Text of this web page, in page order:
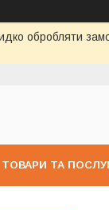
обробляти
ТОВАРИ ТА